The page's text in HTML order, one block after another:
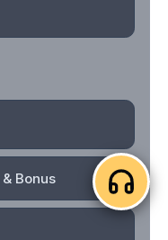
Bonus